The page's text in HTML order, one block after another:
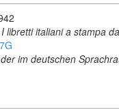
I libretti italiani a stampa
im deutschen